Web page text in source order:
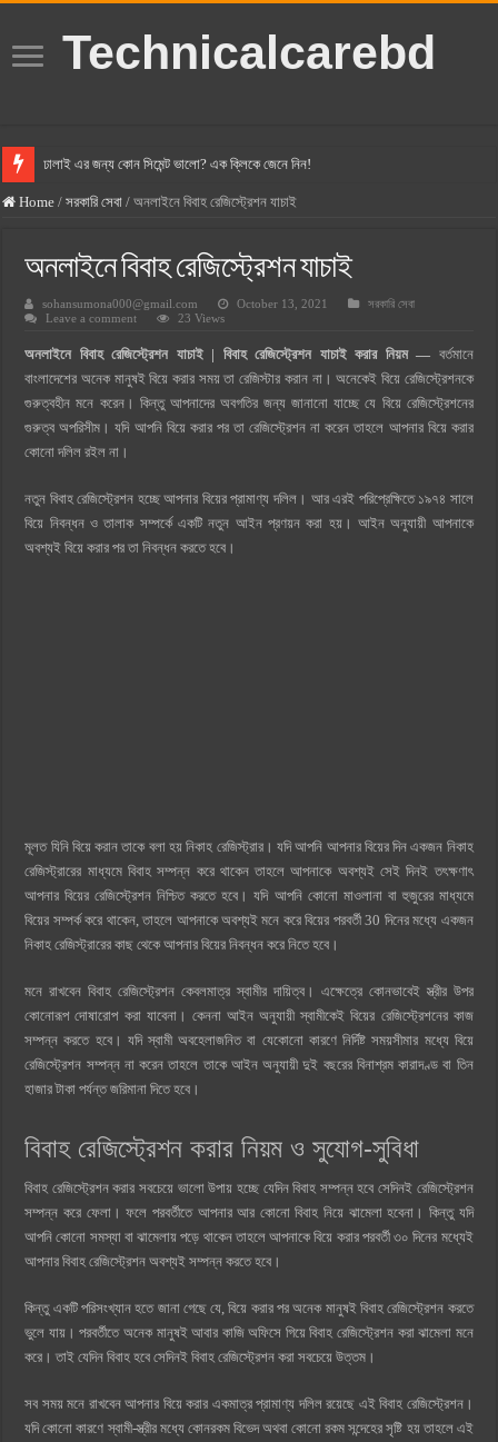
Technicalcarebd
ঢালাই এর জন্য কোন সিমেন্ট ভালো? এক ক্লিকে জেনে নিন!
বসুন্ধরা সিমেন্ট এর দাম ২০২৫
হোলসিম সিমেন্ট দাম ২০২৫
সুপারক্রিট সিমেন্ট দাম ২০২৫
ওয়ালটন মোবাইল কিস্তিতে কেনার নিয়ম ২০২৫
ওয়ালটন টিভি কিস্তিতে কেনার নিয়ম ২০২৫
গ্রামে লাভজনক ব্যবসা ২০২৫ ও গ্রামের বাজারে ব্যবসার আইডিয়া
Home / সরকারি সেবা / অনলাইনে বিবাহ রেজিস্ট্রেশন যাচাই
অনলাইনে বিবাহ রেজিস্ট্রেশন যাচাই
sohansumona000@gmail.com October 13, 2021
সরকারি সেবা
Leave a comment
23 Views
অনলাইনে বিবাহ রেজিস্ট্রেশন যাচাই | বিবাহ রেজিস্ট্রেশন যাচাই করার নিয়ম— বর্তমানে
বাংলাদেশের অনেক মানুষই বিয়ে করার সময় তা রেজিস্টার করান না। অনেকেই বিয়ে রেজিস্ট্রেশনকে
গুরুত্বহীন মনে করেন। কিন্তু আপনাদের অবগতির জন্য জানানো যাচ্ছে যে বিয়ে রেজিস্ট্রেশনের
গুরুত্ব অপরিসীম। যদি আপনি বিয়ে করার পর তা রেজিস্ট্রেশন না করেন তাহলে আপনার বিয়ে করার
কোনো দলিল রইল না।
নতুন বিবাহ রেজিস্ট্রেশন হচ্ছে আপনার বিয়ের প্রামাণ্য দলিল। আর এরই পরিপ্রেক্ষিতে ১৯৭৪ সালে
বিয়ে নিবন্ধন ও তালাক সম্পর্কে একটি নতুন আইন প্রণয়ন করা হয়। আইন অনুযায়ী আপনাকে
অবশ্যই বিয়ে করার পর তা নিবন্ধন করতে হবে।
মূলত যিনি বিয়ে করান তাকে বলা হয় নিকাহ রেজিস্ট্রার। যদি আপনি আপনার বিয়ের দিন একজন নিকাহ
রেজিস্ট্রারের মাধ্যমে বিবাহ সম্পন্ন করে থাকেন তাহলে আপনাকে অবশ্যই সেই দিনই তৎক্ষণাৎ
আপনার বিয়ের রেজিস্ট্রেশন নিশ্চিত করতে হবে। যদি আপনি কোনো মাওলানা বা হুজুরের মাধ্যমে
বিয়ের সম্পর্ক করে থাকেন, তাহলে আপনাকে অবশ্যই মনে করে বিয়ের পরবর্তী 30 দিনের মধ্যে একজন
নিকাহ রেজিস্ট্রারের কাছ থেকে আপনার বিয়ের নিবন্ধন করে নিতে হবে।
মনে রাখবেন বিবাহ রেজিস্ট্রেশন কেবলমাত্র স্বামীর দায়িত্ব। এক্ষেত্রে কোনভাবেই স্ত্রীর উপর
কোনোরূপ দোষারোপ করা যাবেনা। কেননা আইন অনুযায়ী স্বামীকেই বিয়ের রেজিস্ট্রেশনের কাজ
সম্পন্ন করতে হবে। যদি স্বামী অবহেলাজনিত বা যেকোনো কারণে নির্দিষ্ট সময়সীমার মধ্যে বিয়ে
রেজিস্ট্রেশন সম্পন্ন না করেন তাহলে তাকে আইন অনুযায়ী দুই বছরের বিনাশ্রম কারাদণ্ড বা তিন
হাজার টাকা পর্যন্ত জরিমানা দিতে হবে।
বিবাহ রেজিস্ট্রেশন করার নিয়ম ও সুযোগ-সুবিধা
বিবাহ রেজিস্ট্রেশন করার সবচেয়ে ভালো উপায় হচ্ছে যেদিন বিবাহ সম্পন্ন হবে সেদিনই রেজিস্ট্রেশন
সম্পন্ন করে ফেলা। ফলে পরবর্তীতে আপনার আর কোনো বিবাহ নিয়ে ঝামেলা হবেনা। কিন্তু যদি
আপনি কোনো সমস্যা বা ঝামেলায় পড়ে থাকেন তাহলে আপনাকে বিয়ে করার পরবর্তী ৩০ দিনের মধ্যেই
আপনার বিবাহ রেজিস্ট্রেশন অবশ্যই সম্পন্ন করতে হবে।
কিন্তু একটি পরিসংখ্যান হতে জানা গেছে যে, বিয়ে করার পর অনেক মানুষই বিবাহ রেজিস্ট্রেশন করতে
ভুলে যায়। পরবর্তীতে অনেক মানুষই আবার কাজি অফিসে গিয়ে বিবাহ রেজিস্ট্রেশন করা ঝামেলা মনে
করে। তাই যেদিন বিবাহ হবে সেদিনই বিবাহ রেজিস্ট্রেশন করা সবচেয়ে উত্তম।
সব সময় মনে রাখবেন আপনার বিয়ে করার একমাত্র প্রামাণ্য দলিল রয়েছে এই বিবাহ রেজিস্ট্রেশন।
যদি কোনো কারণে স্বামী-স্ত্রীর মধ্যে কোনরকম বিভেদ অথবা কোনো রকম সন্দেহের সৃষ্টি হয় তাহলে এই